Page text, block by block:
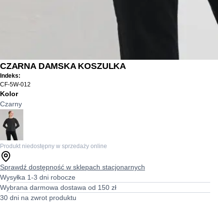
CZARNA DAMSKA KOSZULKA
Indeks:
CF-5W-012
Kolor
Czarny
Produkt niedostępny w sprzedaży online
Sprawdź dostępność w sklepach stacjonarnych
Wysyłka 1-3 dni robocze
Wybrana darmowa dostawa od 150 zł
30 dni na zwrot produktu